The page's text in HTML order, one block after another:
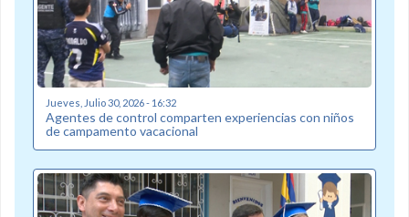
Jueves, Julio 30, 2026 - 16:32
Agentes de control comparten experiencias con niños
de campamento vacacional